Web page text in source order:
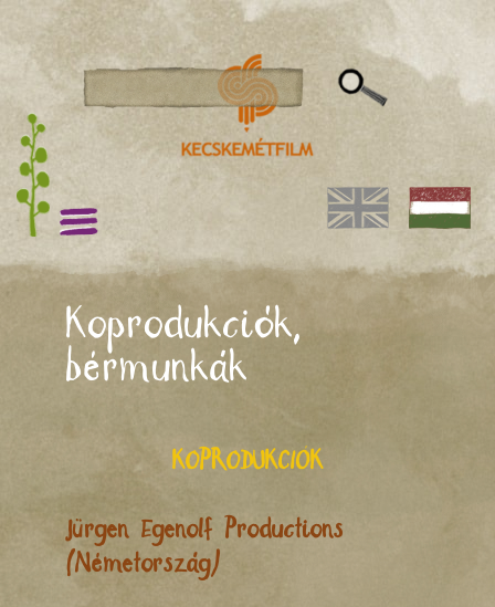
Koprodukciók,
bérmunkák
KOPRODUKCIÓK
Jürgen Egenolf Productions
(Németország)